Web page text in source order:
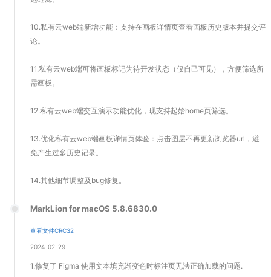
10.私有云web端新增功能：支持在画板详情页查看画板历史版本并提交评
论。
11.私有云web端可将画板标记为待开发状态（仅自己可见），方便筛选所
需画板。
12.私有云web端交互演示功能优化，现支持起始home页筛选。
13.优化私有云web端画板详情页体验：点击图层不再更新浏览器url，避
免产生过多历史记录。
14.其他细节调整及bug修复。
2024-02-29
查看文件CRC32
MarkLion for macOS 5.8.6830.0
1.修复了 Figma 使用文本填充渐变色时标注页无法正确加载的问题.